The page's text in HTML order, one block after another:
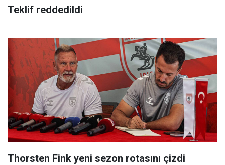
Teklif reddedildi
Thorsten Fink yeni sezon rotasını çizdi